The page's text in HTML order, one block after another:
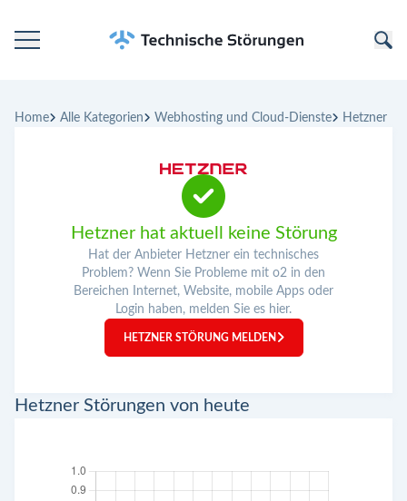
Kategorien
Home Alle Kategorien Webhosting und Cloud-Dienste Hetzner
Hetzner hat aktuell keine Störung
Hat der Anbieter Hetzner ein technisches
Problem? Wenn Sie Probleme mit o2 in den
Bereichen Internet, Website, mobile Apps oder
Login haben, melden Sie es hier.
HETZNER STÖRUNG MELDEN
Hetzner Störungen von heute